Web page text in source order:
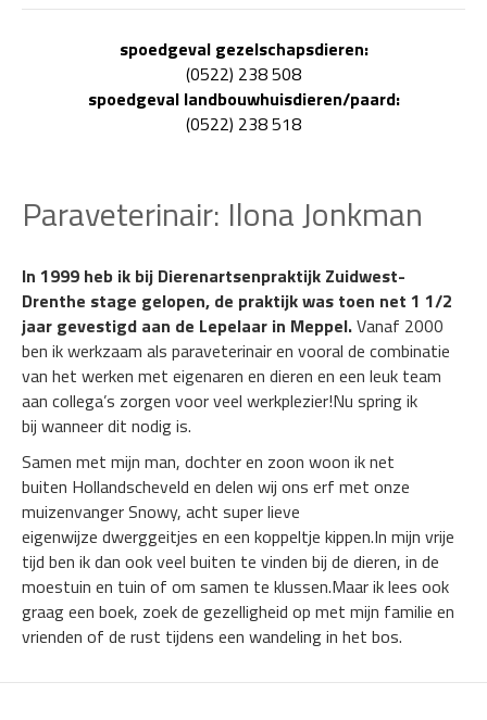
spoedgeval gezelschapsdieren:
(0522) 238 508
spoedgeval landbouwhuisdieren/paard:
(0522) 238 518
Paraveterinair: Ilona Jonkman
In 1999 heb ik bij Dierenartsenpraktijk Zuidwest-
Drenthe stage gelopen, de praktijk was toen net 1 1/2
jaar gevestigd aan de Lepelaar in Meppel.Vanaf 2000
ben ik werkzaam als paraveterinair en vooral de combinatie
van het werken met eigenaren en dieren en een leuk team
aan collega’s zorgen voor veel werkplezier!Nu spring ik
bij wanneer dit nodig is.
Samen met mijn man, dochter en zoon woon ik net
buiten Hollandscheveld en delen wij ons erf met onze
muizenvanger Snowy, acht super lieve
eigenwijze dwerggeitjes en een koppeltje kippen.In mijn vrije
tijd ben ik dan ook veel buiten te vinden bij de dieren, in de
moestuin en tuin of om samen te klussen.Maar ik lees ook
graag een boek, zoek de gezelligheid op met mijn familie en
vrienden of de rust tijdens een wandeling in het bos.